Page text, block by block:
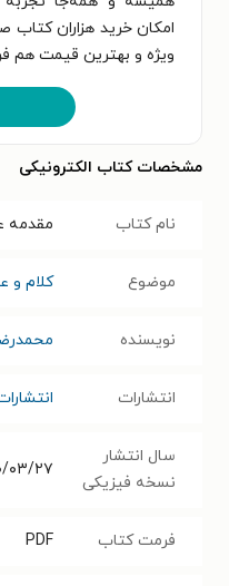
امکان خرید هزاران کتاب
ویژه و بهترین قیمت هم
مشخصات کتاب الکترونیکی
نام کتاب مقدمه
موضوع کلام و
نویسنده
انتشارات
سال انتشار
نسخه فیزیکی
۱۳۹۰/
فرمت کتاب PDF